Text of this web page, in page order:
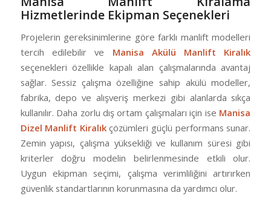
Hizmetlerinde Ekipman Seçenekleri
Projelerin gereksinimlerine göre farklı manlift modelleri
tercih edilebilir ve Manisa Akülü Manlift Kiralık
seçenekleri özellikle kapalı alan çalışmalarında avantaj
sağlar. Sessiz çalışma özelliğine sahip akülü modeller,
fabrika, depo ve alışveriş merkezi gibi alanlarda sıkça
kullanılır. Daha zorlu dış ortam çalışmaları için ise Manisa
Dizel Manlift Kiralıkçözümleri güçlü performans sunar.
Zemin yapısı, çalışma yüksekliği ve kullanım süresi gibi
kriterler doğru modelin belirlenmesinde etkili olur.
Uygun ekipman seçimi, çalışma verimliliğini artırırken
güvenlik standartlarının korunmasına da yardımcı olur.